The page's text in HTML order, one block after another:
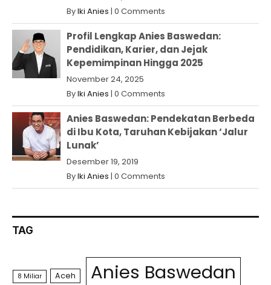
ByIki Anies | 0 Comments
Profil Lengkap Anies Baswedan:
Pendidikan, Karier, dan Jejak
Kepemimpinan Hingga 2025
November 24, 2025
ByIki Anies | 0 Comments
Anies Baswedan: Pendekatan Berbeda
di Ibu Kota, Taruhan Kebijakan ‘Jalur
Lunak’
Desember 19, 2019
ByIki Anies | 0 Comments
TAG
8 Miliar Aceh Anies Baswedan